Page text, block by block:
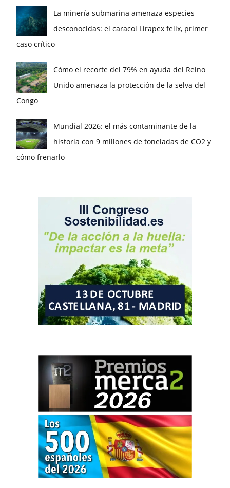
La minería submarina amenaza especies
desconocidas: el caracol Lirapex felix, primer
caso crítico
Cómo el recorte del 79% en ayuda del Reino
Unido amenaza la protección de la selva del
Congo
Mundial 2026: el más contaminante de la
historia con 9 millones de toneladas de CO2 y
cómo frenarlo